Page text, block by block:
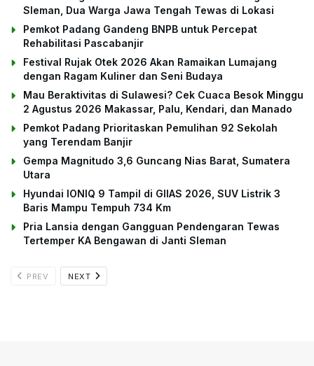
Sleman, Dua Warga Jawa Tengah Tewas di Lokasi
Pemkot Padang Gandeng BNPB untuk Percepat
Rehabilitasi Pascabanjir
Festival Rujak Otek 2026 Akan Ramaikan Lumajang
dengan Ragam Kuliner dan Seni Budaya
Mau Beraktivitas di Sulawesi? Cek Cuaca Besok Minggu
2 Agustus 2026 Makassar, Palu, Kendari, dan Manado
Pemkot Padang Prioritaskan Pemulihan 92 Sekolah
yang Terendam Banjir
Gempa Magnitudo 3,6 Guncang Nias Barat, Sumatera
Utara
Hyundai IONIQ 9 Tampil di GIIAS 2026, SUV Listrik 3
Baris Mampu Tempuh 734 Km
Pria Lansia dengan Gangguan Pendengaran Tewas
Tertemper KA Bengawan di Janti Sleman
PREV NEXT